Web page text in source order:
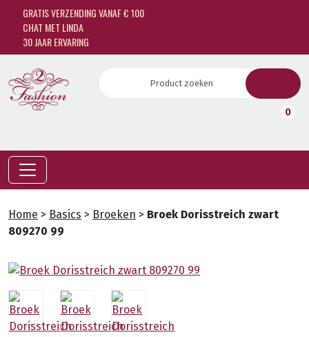
GRATIS VERZENDING VANAF € 100
CHAT MET LINDA
30 JAAR ERVARING
0
Home > Basics > Broeken > Broek Dorisstreich zwart
809270 99